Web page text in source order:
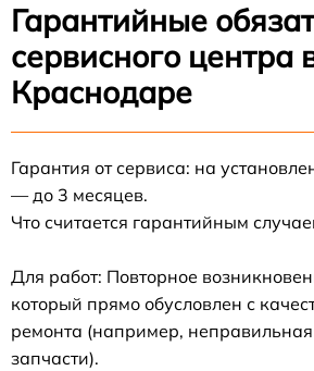
Гарантийные
сервисного центра
Краснодаре
Гарантия от сервиса: на
— до 3 месяцев.
Что считается гарантийным
Для работ: Повторное
который прямо обусловлен с
ремонта (например, неправильная
запчасти).